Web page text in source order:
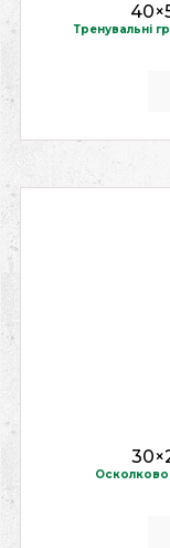
Тренувальні